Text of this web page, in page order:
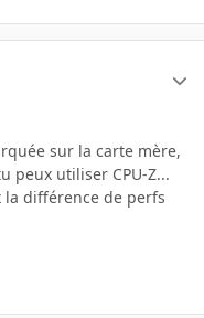
sur la carte mère,
peux utiliser CPU-Z...
la différence de perfs